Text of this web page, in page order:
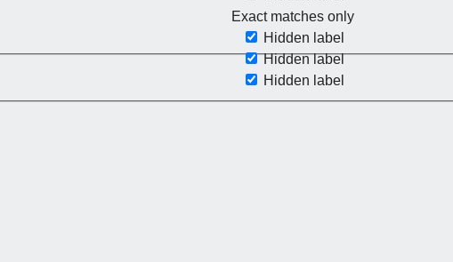
Exact matches only
Hidden label
Hidden label
Hidden label